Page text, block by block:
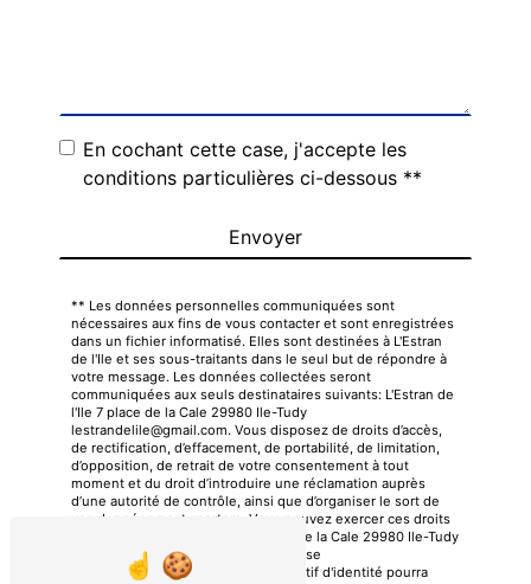
En cochant cette case, j'accepte les
conditions particulières ci-dessous **
Envoyer
** Les données personnelles communiquées sont
nécessaires aux fins de vous contacter et sont enregistrées
dans un fichier informatisé. Elles sont destinées à L'Estran
de l'Ile et ses sous-traitants dans le seul but de répondre à
votre message. Les données collectées seront
communiquées aux seuls destinataires suivants: L'Estran de
l'Ile 7 place de la Cale 29980 Ile-Tudy
lestrandelile@gmail.com. Vous disposez de droits d’accès,
de rectification, d’effacement, de portabilité, de limitation,
d’opposition, de retrait de votre consentement à tout
moment et du droit d’introduire une réclamation auprès
d’une autorité de contrôle, ainsi que d’organiser le sort de
vos données post-mortem. Vous pouvez exercer ces droits
par voie postale à l'adresse 7 place de la Cale 29980 Ile-Tudy
ou par courrier électronique à l'adresse
lestrandelile@gmail.com. Un justificatif d'identité pourra